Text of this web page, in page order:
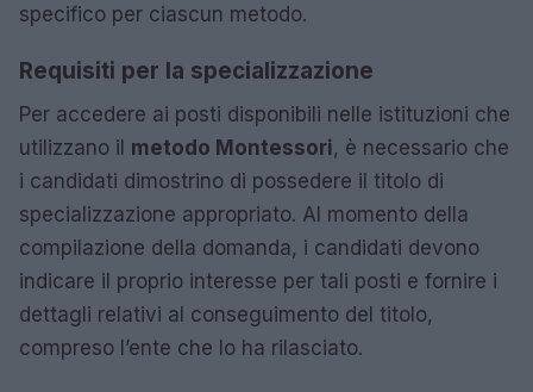
specifico per ciascun metodo.
Requisiti per la specializzazione
Per accedere ai posti disponibili nelle istituzioni che
utilizzano il metodo Montessori, è necessario che
i candidati dimostrino di possedere il titolo di
specializzazione appropriato. Al momento della
compilazione della domanda, i candidati devono
indicare il proprio interesse per tali posti e fornire i
dettagli relativi al conseguimento del titolo,
compreso l’ente che lo ha rilasciato.